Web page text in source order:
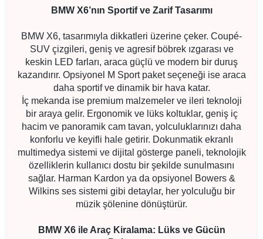
BMW X6’nın Sportif ve Zarif Tasarımı
BMW X6, tasarımıyla dikkatleri üzerine çeker. Coupé-
SUV çizgileri, geniş ve agresif böbrek ızgarası ve
keskin LED farları, araca güçlü ve modern bir duruş
kazandırır. Opsiyonel M Sport paket seçeneği ise araca
daha sportif ve dinamik bir hava katar.
İç mekanda ise premium malzemeler ve ileri teknoloji
bir araya gelir. Ergonomik ve lüks koltuklar, geniş iç
hacim ve panoramik cam tavan, yolculuklarınızı daha
konforlu ve keyifli hale getirir. Dokunmatik ekranlı
multimedya sistemi ve dijital gösterge paneli, teknolojik
özelliklerin kullanıcı dostu bir şekilde sunulmasını
sağlar. Harman Kardon ya da opsiyonel Bowers &
Wilkins ses sistemi gibi detaylar, her yolculuğu bir
müzik şölenine dönüştürür.
BMW X6 ile Araç Kiralama: Lüks ve Gücün